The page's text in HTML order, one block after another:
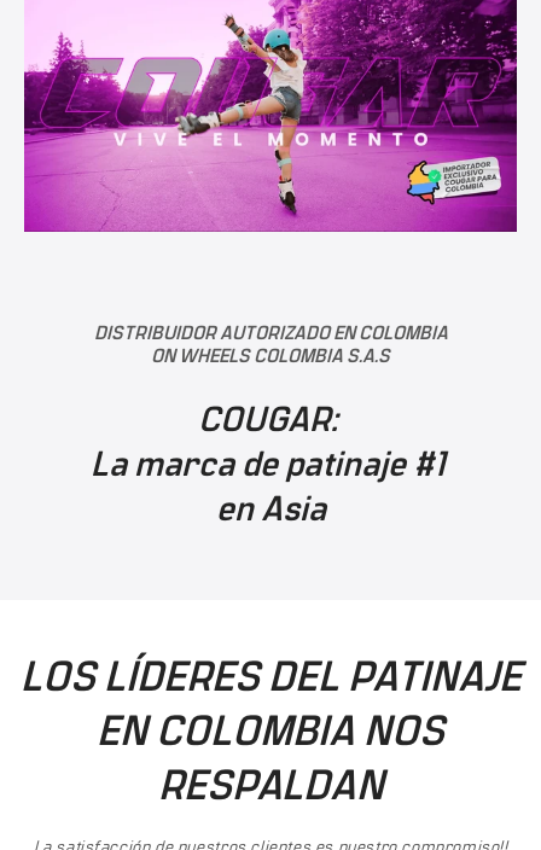
DISTRIBUIDOR AUTORIZADO EN COLOMBIA
ON WHEELS COLOMBIA S.A.S
COUGAR:
La marca de patinaje #1
en Asia
LOS LÍDERES DEL PATINAJE
EN COLOMBIA NOS
RESPALDAN